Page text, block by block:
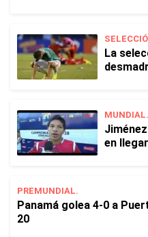
La
MUNDIAL.
en
PREMUNDIAL.
Panamá golea 4-0 a
20